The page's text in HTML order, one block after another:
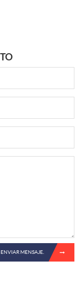
ENVIAR MENSAJE.